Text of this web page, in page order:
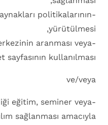
politikalarının
yürütülmesi,
aranması veya
sayfasının kullanılması
ve/veya
eğitim, seminer veya
sağlanması amacıyla